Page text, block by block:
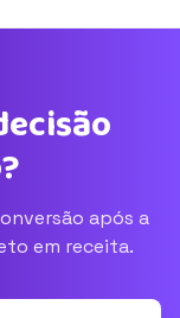
após a
em receita.